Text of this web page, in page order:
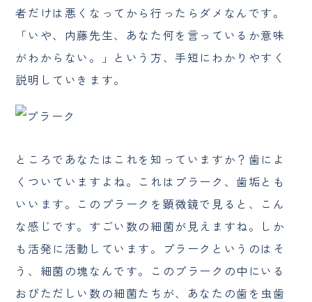
者だけは悪くなってから行ったらダメなんです。
「いや、内藤先生、あなた何を言っているか意味
がわからない。」という方、手短にわかりやすく
説明していきます。
ところであなたはこれを知っていますか？歯によ
くついていますよね。これはプラーク、歯垢とも
いいます。このプラークを顕微鏡で見ると、こん
な感じです。すごい数の細菌が見えますね。しか
も活発に活動しています。プラークというのはそ
う、細菌の塊なんです。このプラークの中にいる
おびただしい数の細菌たちが、あなたの歯を虫歯